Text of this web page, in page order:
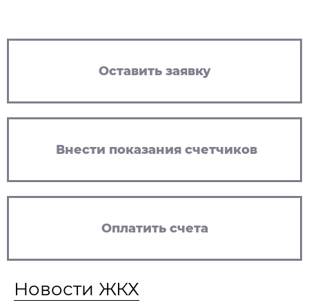
Оставить заявку
Внести показания счетчиков
Оплатить счета
Новости ЖКХ